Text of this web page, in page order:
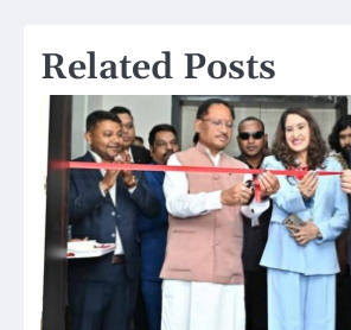
Related Posts